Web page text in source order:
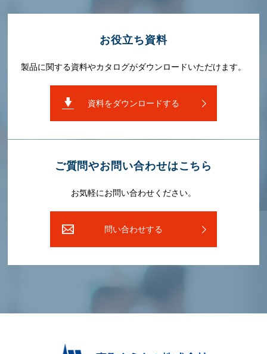
お役⽴ち資料
製品に関する資料やカタログがダウンロードいただけます。
資料をダウンロードする
ご質問やお問い合わせはこちら
お気軽にお問い合わせください。
問い合わせする